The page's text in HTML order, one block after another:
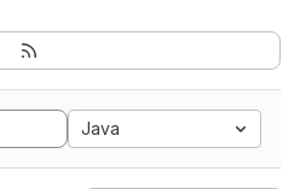
Java